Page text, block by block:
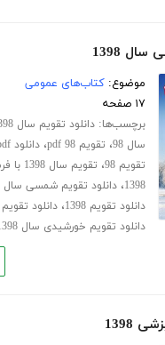
1398
موضوع:کتاب‌های عمومی
۱۷ صفحه
برچسب‌ها:دانلود تقویم سال 1398
سال 98
، تقویم 98 pdf ،دانلود pdf تقویم سال 98
تقویم 98
، تقویم سال 1398 با فرمت پی دی اف
1398،دانلود تقویم شمسی سال 1398
دانلود تقویم 1398 ،دانلود تقویم
دانلود تقویم خورشیدی سال 1398
1398